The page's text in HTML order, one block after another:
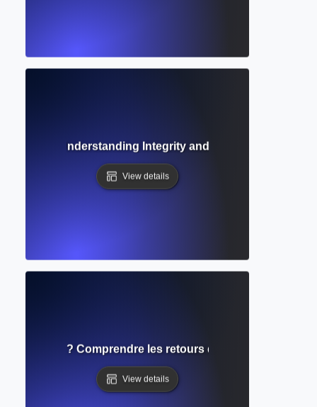
Ethics? Understanding Integrity and Responsibilities in
View details
l'édition ? Comprendre les retours des évaluateurs et
View details